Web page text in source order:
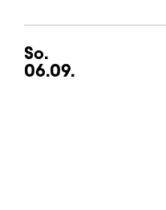
So.
06.09.